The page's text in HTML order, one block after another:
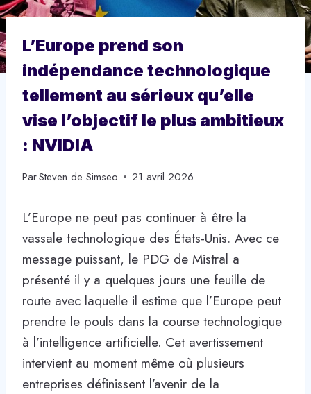
L’Europe prend son
indépendance technologique
tellement au sérieux qu’elle
vise l’objectif le plus ambitieux
: NVIDIA
ParSteven de Simseo 21 avril 2026
L’Europe ne peut pas continuer à être la
vassale technologique des États-Unis. Avec ce
message puissant, le PDG de Mistral a
présenté il y a quelques jours une feuille de
route avec laquelle il estime que l’Europe peut
prendre le pouls dans la course technologique
à l’intelligence artificielle. Cet avertissement
intervient au moment même où plusieurs
entreprises définissent l’avenir de la